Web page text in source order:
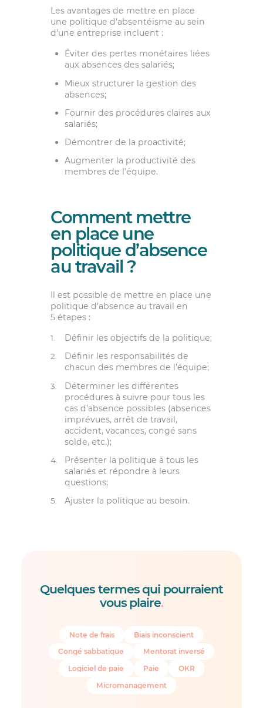
Les avantages de mettre en place
une politique d’absentéisme au sein
d’une entreprise incluent :
Éviter des pertes monétaires liées
aux absences des salariés;
Mieux structurer la gestion des
absences;
Fournir des procédures claires aux
salariés;
Démontrer de la proactivité;
Augmenter la productivité des
membres de l’équipe.
Comment mettre
en place une
politique d’absence
au travail ?
Il est possible de mettre en place une
politique d’absence au travail en
5 étapes :
Définir les objectifs de la politique;
Définir les responsabilités de
chacun des membres de l’équipe;
Déterminer les différentes
procédures à suivre pour tous les
cas d’absence possibles (absences
imprévues, arrêt de travail,
accident, vacances, congé sans
solde, etc.);
Présenter la politique à tous les
salariés et répondre à leurs
questions;
Ajuster la politique au besoin.
Quelques termes qui pourraient
vous plaire.
Note de frais
Biais inconscient
Congé sabbatique
Mentorat inversé
Logiciel de paie
Paie
OKR
Micromanagement